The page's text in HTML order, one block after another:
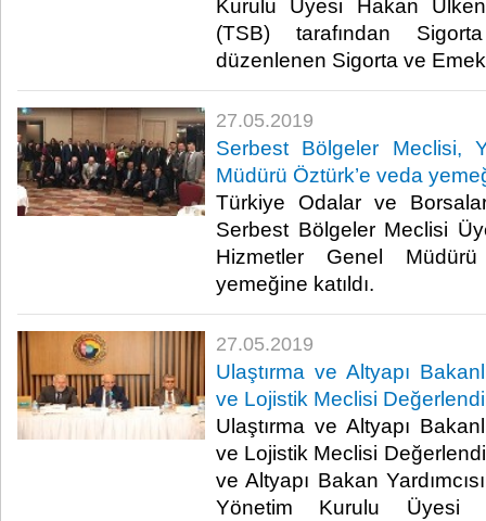
Kurulu Üyesi Hakan
(TSB) tarafından
düzenlenen Sigorta ve
27.05.2019
Serbest Bölgeler Meclisi,
Müdürü Öztürk’e veda
Türkiye Odalar ve
Serbest Bölgeler Meclisi
Hizmetler Genel
yemeğine katıldı.​
27.05.2019
Ulaştırma ve Altyapı
ve Lojistik Meclisi
Ulaştırma ve Altyapı
ve Lojistik Meclisi
ve Altyapı Bakan
Yönetim Kurulu Üyesi